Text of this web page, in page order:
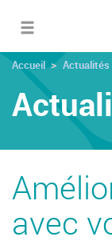
Toggle
Accueil Actualités
avec